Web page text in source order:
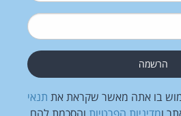
בו אתה מאשר שקראת את תנאי